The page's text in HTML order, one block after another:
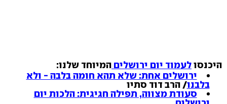
היכנסולעמוד יום ירושלים המיוחד שלנו:
ירושלים אחת: שלא תהא חומה בלבה - ולא
בלבנו/ הרב דוד סתיו
סעודת מצווה, תפילה חגיגית: הלכות יום